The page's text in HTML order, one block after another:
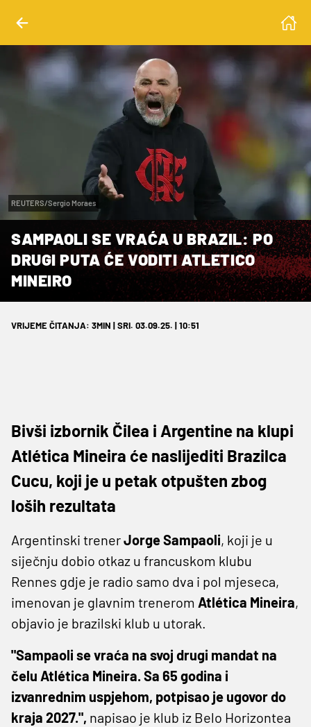
REUTERS/Sergio Moraes
SAMPAOLI SE VRAĆA U BRAZIL: PO
DRUGI PUTA ĆE VODITI ATLETICO
MINEIRO
VRIJEME ČITANJA: 3MIN | SRI. 03.09.25. | 10:51
Bivši izbornik Čilea i Argentine na klupi
Atlética Mineira će naslijediti Brazilca
Cucu, koji je u petak otpušten zbog
loših rezultata
Argentinski trenerJorge Sampaoli, koji je u
siječnju dobio otkaz u francuskom klubu
Rennes gdje je radio samo dva i pol mjeseca,
imenovan je glavnim trenerom Atlética Mineira,
objavio je brazilski klub u utorak.
"Sampaoli se vraća na svoj drugi mandat na
čelu Atlética Mineira. Sa 65 godina i
izvanrednim uspjehom, potpisao je ugovor do
kraja 2027.", napisao je klub iz Belo Horizontea